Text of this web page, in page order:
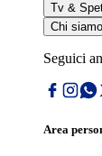
Tv &
Chi siamo
Seguici
Area